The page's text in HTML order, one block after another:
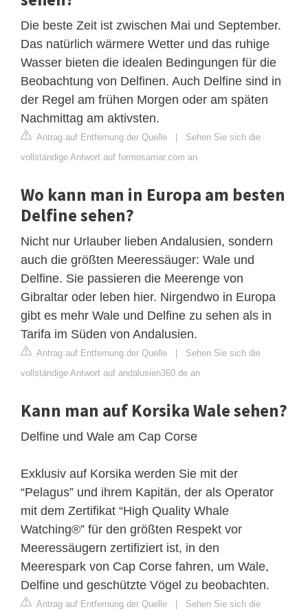
Die beste Zeit ist zwischen Mai und September.
Das natürlich wärmere Wetter und das ruhige
Wasser bieten die idealen Bedingungen für die
Beobachtung von Delfinen. Auch Delfine sind in
der Regel am frühen Morgen oder am späten
Nachmittag am aktivsten.
Antrag auf Entfernung der Quelle | Sehen Sie sich die
vollständige Antwort auf formosamar.com an
Wo kann man in Europa am besten
Delfine sehen?
Nicht nur Urlauber lieben Andalusien, sondern
auch die größten Meeressäuger: Wale und
Delfine. Sie passieren die Meerenge von
Gibraltar oder leben hier. Nirgendwo in Europa
gibt es mehr Wale und Delfine zu sehen als in
Tarifa im Süden von Andalusien.
Antrag auf Entfernung der Quelle | Sehen Sie sich die
vollständige Antwort auf andalusien360.de an
Kann man auf Korsika Wale sehen?
Delfine und Wale am Cap Corse
Exklusiv auf Korsika werden Sie mit der
“Pelagus” und ihrem Kapitän, der als Operator
mit dem Zertifikat “High Quality Whale
Watching®” für den größten Respekt vor
Meeressäugern zertifiziert ist, in den
Meerespark von Cap Corse fahren, um Wale,
Delfine und geschützte Vögel zu beobachten.
Antrag auf Entfernung der Quelle | Sehen Sie sich die